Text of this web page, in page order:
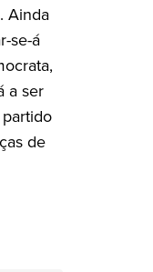
Ainda
se-á
a ser
de